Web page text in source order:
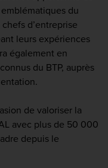
du
d’entreprise
leurs expériences
également en
du BTP, auprès
de valoriser la
avec plus de 50 000
depuis le